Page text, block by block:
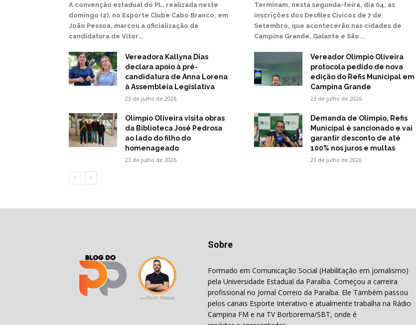
A convenção estadual do PL, realizada neste
domingo (2), no Esporte Clube Cabo Branco, em
João Pessoa, marcou a oficialização da
candidatura de Vitor...
Terminam, nesta segunda-feira, dia 04, as
inscrições dos Desfiles Cívicos de 7 de
Setembro, que acontecerão nas cidades de
Campina Grande, Galante e São...
Vereadora Kallyna Dias
declara apoio à pré-
candidatura de Anna Lorena
à Assembleia Legislativa
23 de julho de 2026
Vereador Olimpio Oliveira
protocola pedido de nova
edição do Refis Municipal em
Campina Grande
23 de julho de 2026
Olimpio Oliveira visita obras
da Biblioteca José Pedrosa
ao lado do filho do
homenageado
23 de julho de 2026
Demanda de Olimpio, Refis
Municipal é sancionado e vai
garantir desconto de até
100% nos juros e multas
23 de julho de 2026
Sobre
Formado em Comunicação Social (Habilitação em jornalismo)
pela Universidade Estadual da Paraíba. Começou a carreira
profissional no Jornal Correio da Paraíba. Ele Também passou
pelos canais Esporte Interativo e atualmente trabalha na Rádio
Campina FM e na TV Borborema/SBT, onde é